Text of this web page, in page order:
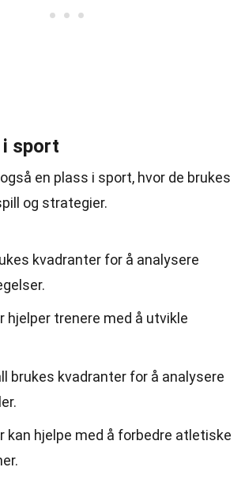
i sport
en plass i sport, hvor de brukes
og strategier.
kvadranter for å analysere
hjelper trenere med å utvikle
brukes kvadranter for å analysere
kan hjelpe med å forbedre atletiske